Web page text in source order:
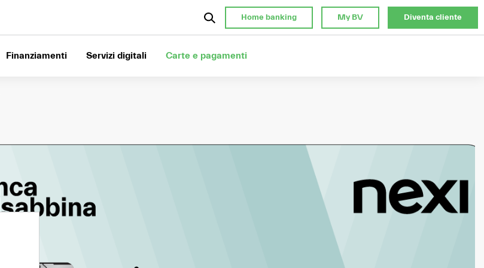
Home banking My BV Diventa cliente
Finanziamenti Servizi digitali Carte e pagamenti